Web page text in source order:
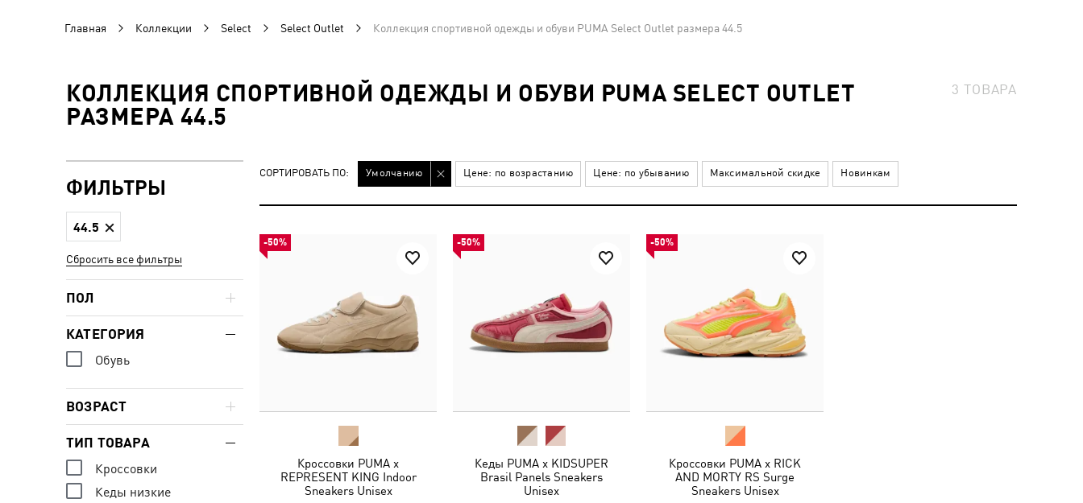
Главная Коллекции Select Select Outlet Коллекция спортивной одежды и обуви PUMA Select Outlet размера 44.5
КОЛЛЕКЦИЯ СПОРТИВНОЙ ОДЕЖДЫ И ОБУВИ PUMA SELECT OUTLET
РАЗМЕРА 44.5
3ТОВАРА
СОРТИРОВАТЬ ПО: Умолчанию Цене: по возрастанию Цене: по убыванию Максимальной скидке Новинкам
-50%
Кроссовки PUMA x
REPRESENT KING Indoor
Sneakers Unisex
-50%
Кеды PUMA x KIDSUPER
Brasil Panels Sneakers
Unisex
-50%
Кроссовки PUMA x RICK
AND MORTY RS Surge
Sneakers Unisex
ФИЛЬТРЫ
44.5
Сбросить все фильтры
ПОЛ
КАТЕГОРИЯ
Обувь
ВОЗРАСТ
ТИП ТОВАРА
Кроссовки
Кеды низкие